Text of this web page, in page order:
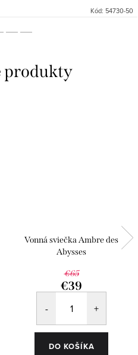
Kód: 54730-50
Vonná sviečka Ambre des
Abysses
€65
€39
DO KOŠÍKA